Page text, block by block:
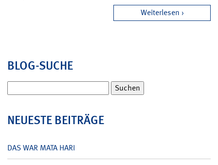
Weiterlesen
BLOG-SUCHE
nach:
NEUESTE BEITRÄGE
DAS WAR MATA HARI